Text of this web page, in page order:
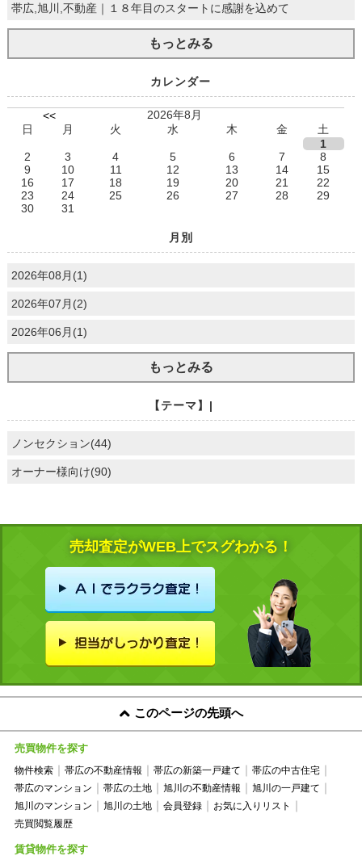
帯広,旭川,不動産｜１８年目のスタートに感謝を込めて
もっとみる
カレンダー
<<
2026年8月
日
月 火 水 木 金
土
1
2
3 4 5 6 7
8
9
10 11 12 13 14
15
16
17 18 19 20 21
22
23
24 25 26 27 28
29
30
31
月別
2026年08月(1)
2026年07月(2)
2026年06月(1)
もっとみる
【テーマ】|
ノンセクション(44)
オーナー様向け(90)
売却査定がWEB上でスグわかる！
このページの先頭へ
売買物件を探す
物件検索 帯広の不動産情報 帯広の新築一戸建て
帯広の中古住宅
帯広のマンション
帯広の土地 旭川の不動産情報
旭川の一戸建て
旭川のマンション
旭川の土地 会員登録
お気に入りリスト
売買閲覧履歴
賃貸物件を探す